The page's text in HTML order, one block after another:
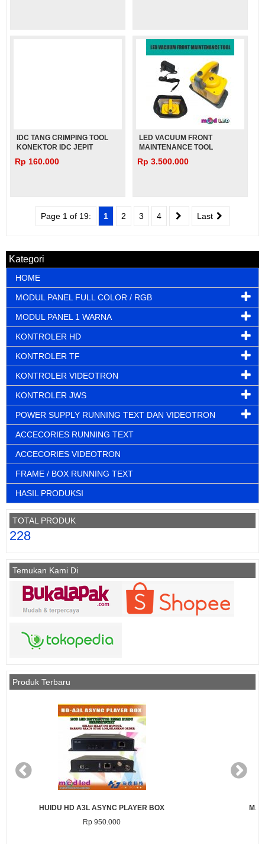
IDC TANG CRIMPING TOOL
KONEKTOR IDC JEPIT
KABEL PITA FLAT CABLE
Rp 160.000
LED VACUUM FRONT
MAINTENANCE TOOL
Rp 3.500.000
Page 1 of 19: 1 2 3 4 Last
Kategori
HOME
MODUL PANEL FULL COLOR / RGB
MODUL PANEL 1 WARNA
KONTROLER HD
KONTROLER TF
KONTROLER VIDEOTRON
KONTROLER JWS
POWER SUPPLY RUNNING TEXT DAN VIDEOTRON
ACCECORIES RUNNING TEXT
ACCECORIES VIDEOTRON
FRAME / BOX RUNNING TEXT
HASIL PRODUKSI
TOTAL PRODUK
228
Temukan Kami Di
Produk Terbaru
MAGNET MODUL DIAMETER 3 MM PANJANG